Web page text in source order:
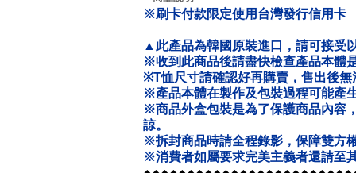
※刷卡付款限定使用台灣發行信用卡
▲此產品為韓國原裝進口，請可接受
※收到此商品後請盡快檢查產品本體
※T恤尺寸請確認好再購賣，售出後無
※產品本體在製作及包裝過程可能產
※商品外盒包裝是為了保護商品內容
諒。
※拆封商品時請全程錄影，保障雙方
※消費者如屬要求完美主義者還請至